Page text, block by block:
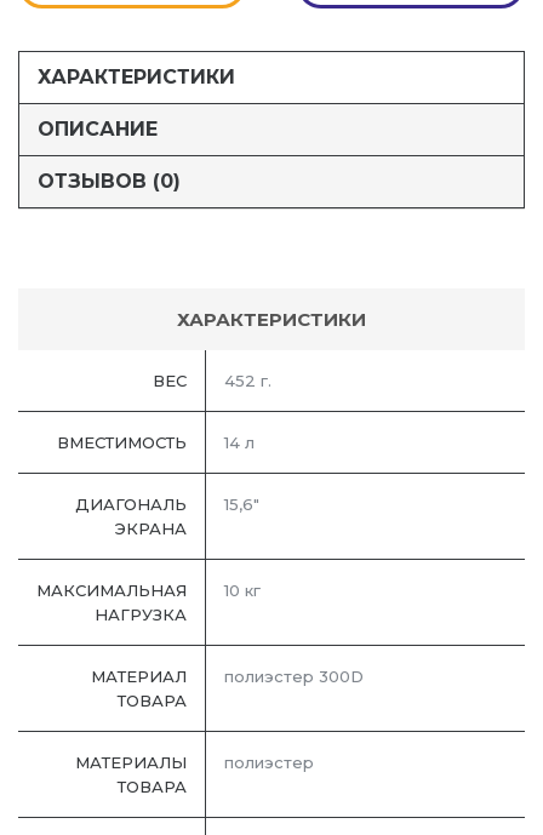
ХАРАКТЕРИСТИКИ
ОПИСАНИЕ
ОТЗЫВОВ (0)
ХАРАКТЕРИСТИКИ
ВЕС 452 г.
ВМЕСТИМОСТЬ 14 л
ДИАГОНАЛЬ
ЭКРАНА
15,6"
МАКСИМАЛЬНАЯ
НАГРУЗКА
10 кг
МАТЕРИАЛ
ТОВАРА
полиэстер 300D
МАТЕРИАЛЫ
ТОВАРА
полиэстер